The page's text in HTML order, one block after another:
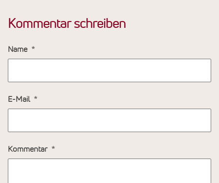
Kommentar schreiben
Name
E-Mail
Kommentar